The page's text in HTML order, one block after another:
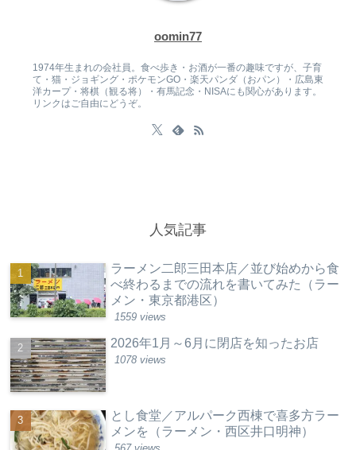
oomin77
1974年生まれの会社員。食べ歩き・お酒が一番の趣味ですが、子育
て・猫・ジョギング・ポケモンGO・楽天パンダ（おパン）・広島東
洋カープ・将棋（観る将）・有馬記念・NISAにも関心があります。
リンクはご自由にどうぞ。
人気記事
ラーメン二郎三田本店／並び始めから食
べ終わるまでの流れを書いてみた（ラー
メン・東京都港区）
1559 views
2026年1月～6月に閉店を知ったお店
1078 views
とし食堂／アルパーク西棟で喜多方ラー
メンを（ラーメン・西区井口明神）